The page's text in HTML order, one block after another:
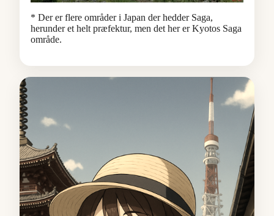
* Der er flere områder i Japan der hedder Saga,
herunder et helt præfektur, men det her er Kyotos Saga
område.